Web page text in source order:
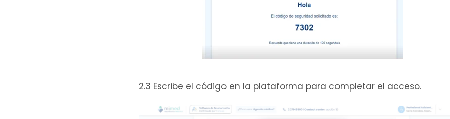
2.3 Escribe el código en la plataforma para completar el acceso.